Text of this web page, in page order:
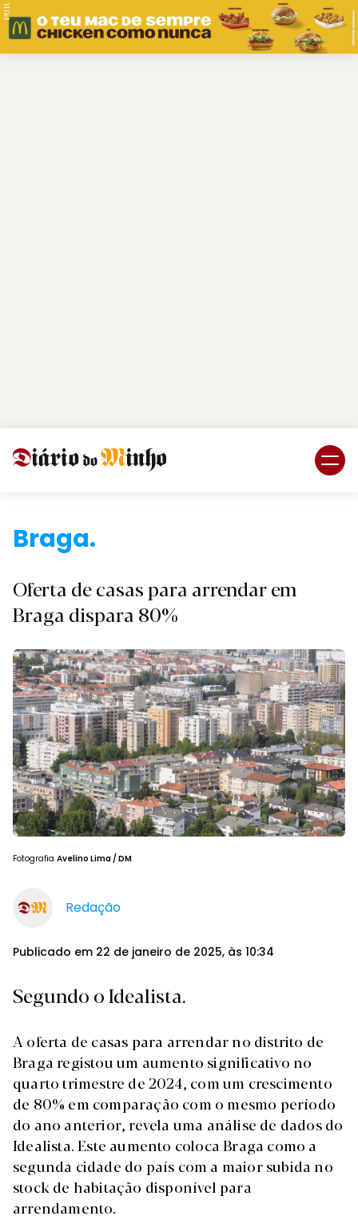
PUB.
Braga.
Oferta de casas para arrendar em
Braga dispara 80%
Fotografia Avelino Lima / DM
Redação
Publicado em 22 de janeiro de 2025, às 10:34
Segundo o Idealista.
A oferta de casas para arrendar no distrito de
Braga registou um aumento significativo no
quarto trimestre de 2024, com um crescimento
de 80% em comparação com o mesmo período
do ano anterior, revela uma análise de dados do
Idealista. Este aumento coloca Braga como a
segunda cidade do país com a maior subida no
stock de habitação disponível para
arrendamento.